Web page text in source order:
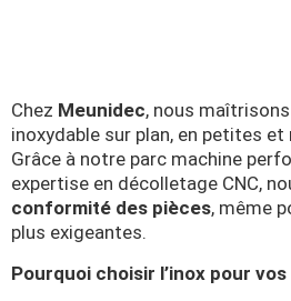
Chez Meunidec, nous maîtrisons
inoxydable sur plan, en petites et
Grâce à notre parc machine
expertise en décolletage CNC,
conformité des pièces, même
plus exigeantes.
Pourquoi choisir l’inox pour